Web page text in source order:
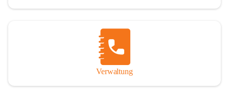
Verwaltung